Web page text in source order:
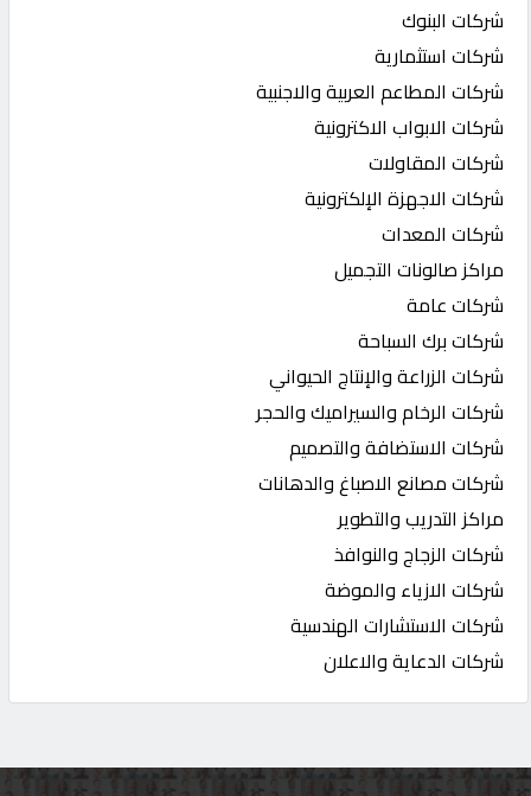
شركات البنوك
شركات استثمارية
شركات المطاعم العربية والاجنبية
شركات الابواب الاكترونية
شركات المقاولات
شركات الاجهزة الإلكترونية
شركات المعدات
مراكز صالونات التجميل
شركات عامة
شركات برك السباحة
شركات الزراعة والإنتاج الحيواني
شركات الرخام والسيراميك والحجر
شركات الاستضافة والتصميم
شركات مصانع الاصباغ والدهانات
مراكز التدريب والتطوير
شركات الزجاج والنوافذ
شركات الازياء والموضة
شركات الاستشارات الهندسية
شركات الدعاية والاعلان